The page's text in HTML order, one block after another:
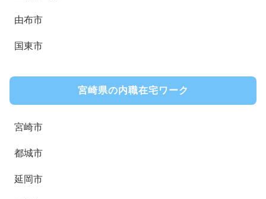
由布市
国東市
宮崎県の内職在宅ワーク
宮崎市
都城市
延岡市